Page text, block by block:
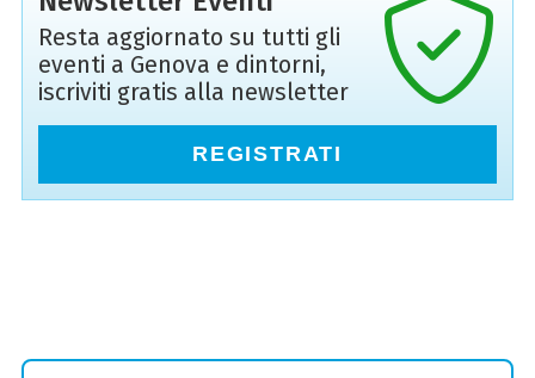
Resta aggiornato su tutti gli
eventi a Genova e dintorni,
iscriviti gratis alla newsletter
REGISTRATI